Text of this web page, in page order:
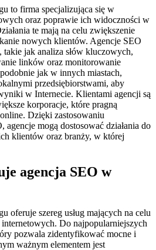
to firma specjalizująca się w
oraz poprawie ich widoczności w
te mają na celu zwiększenie
nowych klientów. Agencje SEO
takie jak analiza słów kluczowych,
linków oraz monitorowanie
jak w innych miastach,
przedsiębiorstwami, aby
w Internecie. Klientami agencji są
korporacje, które pragną
Dzięki zastosowaniu
mogą dostosować działania do
klientów oraz branży, w której
agencja SEO w
oferuje szereg usług mających na celu
Do najpopularniejszych
pozwala zidentyfikować mocne i
ważnym elementem jest